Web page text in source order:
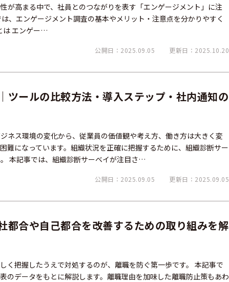
が高まる中で、社員とのつながりを表す「エンゲージメント」に注
、エンゲージメント調査の基本やメリット・注意点を分かりやすく
は エンゲー…
公開日：2025.09.05 更新日：2025.10.20
ツールの比較方法・導入ステップ・社内通知の
ネス環境の変化から、従業員の価値観や考え方、働き方は大きく変
難になっています。組織状況を正確に把握するために、組織診断サー
本記事では、組織診断サーベイが注目さ…
公開日：2025.09.05 更新日：2025.09.05
都合や自己都合を改善するための取り組みを解
く把握したうえで対処するのが、離職を防ぐ第一歩です。 本記事で
のデータをもとに解説します。離職理由を加味した離職防止策もあわ